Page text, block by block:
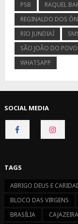
PSB RAQUEL
REGINALDO DOS
RIO JUNDIAÍ
SÃO JOÃO DO POVO
WHATSAPP
SOCIAL MEDIA
CONNECT
ON
TAGS
ABRIGO DEUS E
BLOCO DAS VIRGENS
BRASÍLIA